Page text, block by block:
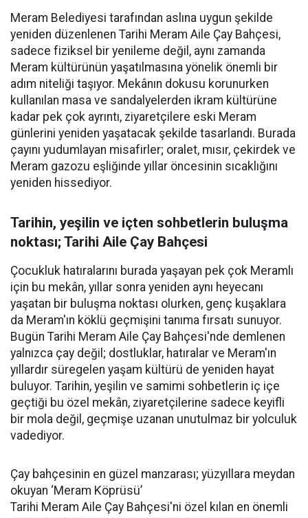
Meram Belediyesi tarafından aslına uygun şekilde
yeniden düzenlenen Tarihi Meram Aile Çay Bahçesi,
sadece fiziksel bir yenileme değil, aynı zamanda
Meram kültürünün yaşatılmasına yönelik önemli bir
adım niteliği taşıyor. Mekânın dokusu korunurken
kullanılan masa ve sandalyelerden ikram kültürüne
kadar pek çok ayrıntı, ziyaretçilere eski Meram
günlerini yeniden yaşatacak şekilde tasarlandı. Burada
çayını yudumlayan misafirler; oralet, mısır, çekirdek ve
Meram gazozu eşliğinde yıllar öncesinin sıcaklığını
yeniden hissediyor.
Tarihin, yeşilin ve içten sohbetlerin buluşma
noktası; Tarihi Aile Çay Bahçesi
Çocukluk hatıralarını burada yaşayan pek çok Meramlı
için bu mekân, yıllar sonra yeniden aynı heyecanı
yaşatan bir buluşma noktası olurken, genç kuşaklara
da Meram'ın köklü geçmişini tanıma fırsatı sunuyor.
Bugün Tarihi Meram Aile Çay Bahçesi'nde demlenen
yalnızca çay değil; dostluklar, hatıralar ve Meram'ın
yıllardır süregelen yaşam kültürü de yeniden hayat
buluyor. Tarihin, yeşilin ve samimi sohbetlerin iç içe
geçtiği bu özel mekân, ziyaretçilerine sadece keyifli
bir mola değil, geçmişe uzanan unutulmaz bir yolculuk
vadediyor.
Çay bahçesinin en güzel manzarası; yüzyıllara meydan
okuyan ‘Meram Köprüsü’
Tarihi Meram Aile Çay Bahçesi'ni özel kılan en önemli